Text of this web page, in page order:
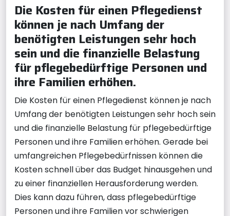
Die Kosten für einen Pflegedienst
können je nach Umfang der
benötigten Leistungen sehr hoch
sein und die finanzielle Belastung
für pflegebedürftige Personen und
ihre Familien erhöhen.
Die Kosten für einen Pflegedienst können je nach
Umfang der benötigten Leistungen sehr hoch sein
und die finanzielle Belastung für pflegebedürftige
Personen und ihre Familien erhöhen. Gerade bei
umfangreichen Pflegebedürfnissen können die
Kosten schnell über das Budget hinausgehen und
zu einer finanziellen Herausforderung werden.
Dies kann dazu führen, dass pflegebedürftige
Personen und ihre Familien vor schwierigen